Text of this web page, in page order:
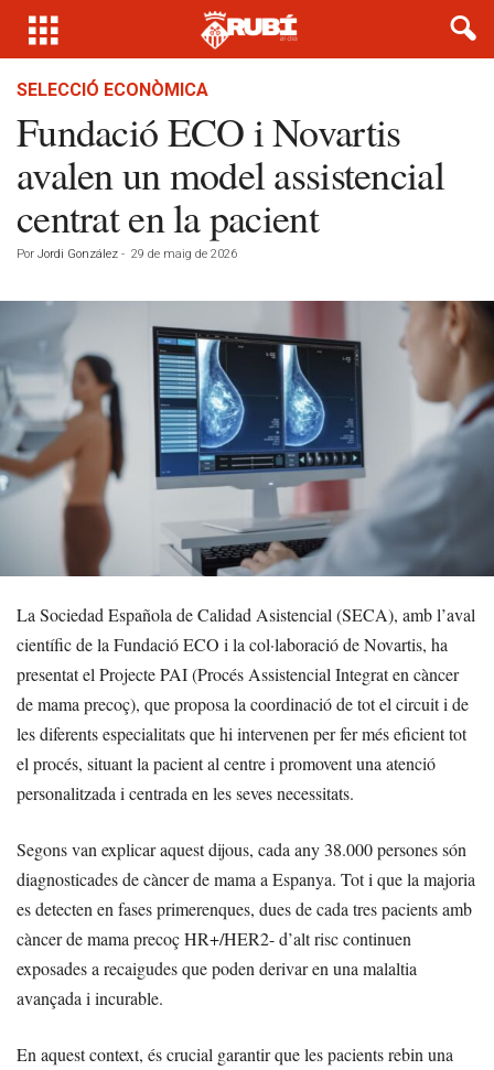
SELECCIÓ ECONÒMICA
Fundació ECO i Novartis
avalen un model assistencial
centrat en la pacient
Por Jordi González - 29 de maig de 2026
La Sociedad Española de Calidad Asistencial (SECA), amb l’aval
científic de la Fundació ECO i la col·laboració de Novartis, ha
presentat el Projecte PAI (Procés Assistencial Integrat en càncer
de mama precoç), que proposa la coordinació de tot el circuit i de
les diferents especialitats que hi intervenen per fer més eficient tot
el procés, situant la pacient al centre i promovent una atenció
personalitzada i centrada en les seves necessitats.
Segons van explicar aquest dijous, cada any 38.000 persones són
diagnosticades de càncer de mama a Espanya. Tot i que la majoria
es detecten en fases primerenques, dues de cada tres pacients amb
càncer de mama precoç HR+/HER2- d’alt risc continuen
exposades a recaigudes que poden derivar en una malaltia
avançada i incurable.
En aquest context, és crucial garantir que les pacients rebin una